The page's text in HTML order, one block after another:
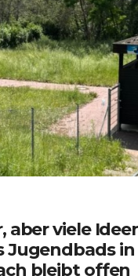
aber viele
Jugendbads
bleibt offen